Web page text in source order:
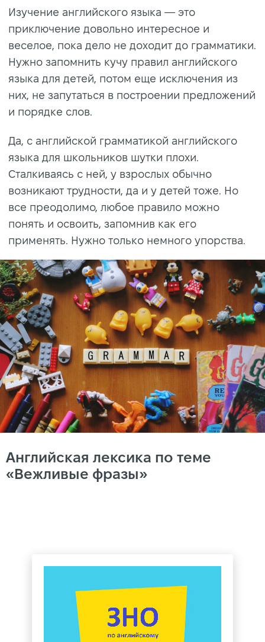
Изучение английского языка — это
приключение довольно интересное и
веселое, пока дело не доходит до грамматики.
Нужно запомнить кучу правил английского
языка для детей, потом еще исключения из
них, не запутаться в построении предложений
и порядке слов.
Да, с английской грамматикой английского
языка для школьников шутки плохи.
Сталкиваясь с ней, у взрослых обычно
возникают трудности, да и у детей тоже. Но
все преодолимо, любое правило можно
понять и освоить, запомнив как его
применять. Нужно только немного упорства.
Английская лексика по теме
«Вежливые фразы»